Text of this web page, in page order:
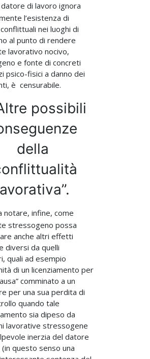
datore di lavoro ignora
l’esistenza di
nei luoghi di
al punto di rendere
lavorativo nocivo,
e fonte di concreti
psico-fisici a danno dei
è censurabile.
possibili
della
notare, infine, come
stressogeno possa
anche altri effetti
diversi da quelli
quali ad esempio
di un licenziamento per
comminato a un
per una sua perdita di
quando tale
sia dipeso da
lavorative stressogene
inerzia del datore
questo senso una